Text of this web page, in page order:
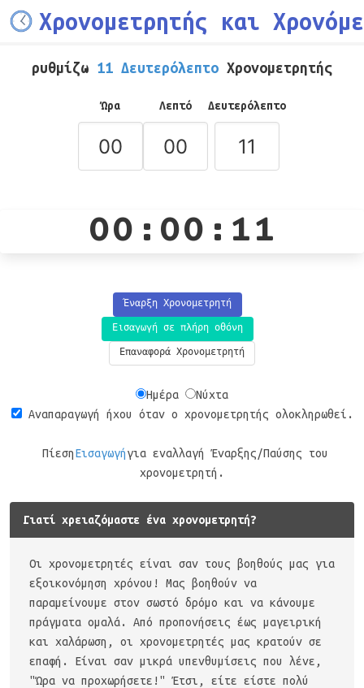
Χρονομετρητής και
ρυθμίζω 11 Δευτερόλεπτο Χρονομετρητής
Ώρα Λεπτό Δευτερόλεπτο
00:00:11
Έναρξη Χρονομετρητή
Εισαγωγή σε πλήρη οθόνη
Επαναφορά Χρονομετρητή
Ημέρα
Νύχτα
Αναπαραγωγή ήχου όταν ο χρονομετρητής ολοκληρωθεί.
ΠίεσηΕισαγωγήγια εναλλαγή Έναρξης/Παύσης του
χρονομετρητή.
Γιατί χρειαζόμαστε ένα χρονομετρητή?
Οι χρονομετρητές είναι σαν τους βοηθούς μας για
εξοικονόμηση χρόνου! Μας βοηθούν να
παραμείνουμε στον σωστό δρόμο και να κάνουμε
πράγματα ομαλά. Από προπονήσεις έως μαγειρική
και χαλάρωση, οι χρονομετρητές μας κρατούν σε
επαφή. Είναι σαν μικρά υπενθυμίσεις που λένε,
"Ώρα να προχωρήσετε!" Έτσι, είτε είστε πολύ